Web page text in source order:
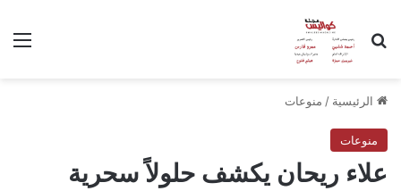
بحث عن
الرئيسية / منوعات
منوعات
علاء ريحان يكشف حلولاً سحرية